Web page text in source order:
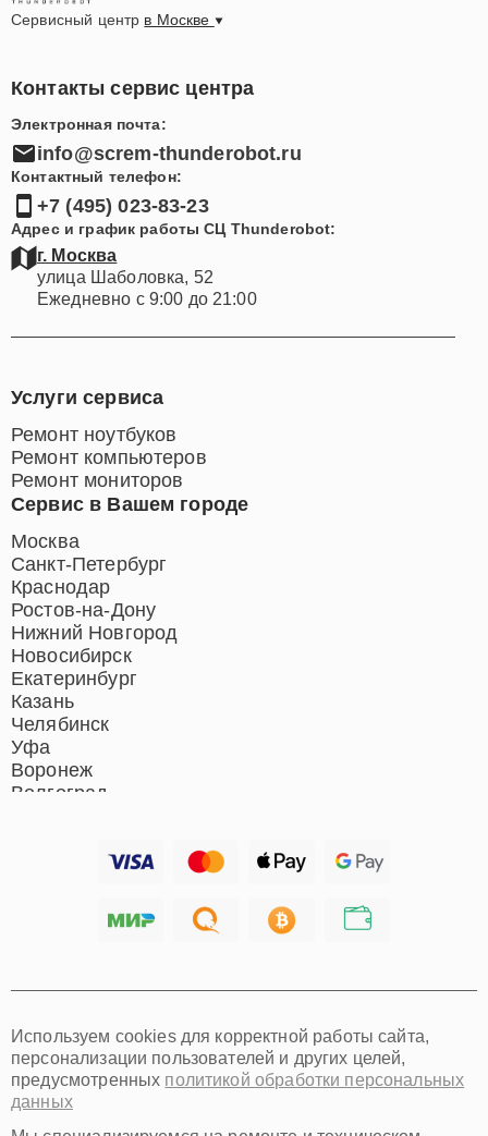
Сервисный центр в Москве
Контакты сервис центра
Электронная почта:
info@screm-thunderobot.ru
Контактный телефон:
+7 (495) 023-83-23
Адрес и график работы СЦ Thunderobot:
г. Москва
улица Шаболовка, 52
Ежедневно с 9:00 до 21:00
Сервис в Вашем городе
Москва
Санкт-Петербург
Краснодар
Ростов-на-Дону
Нижний Новгород
Новосибирск
Екатеринбург
Казань
Челябинск
Уфа
Воронеж
Волгоград
Хабаровск
Омск
Красноярск
Пермь
Ульяновск
Услуги сервиса
Ремонт ноутбуков
Ремонт компьютеров
Ремонт мониторов
Используем cookies для корректной работы сайта,
персонализации пользователей и других целей,
предусмотренных политикой обработки персональных
данных